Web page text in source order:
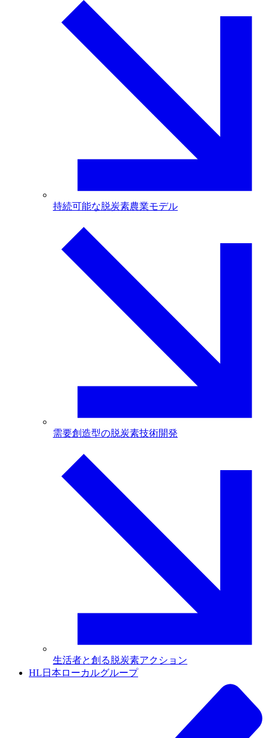
持続可能な脱炭素農業モデル
需要創造型の脱炭素技術開発
生活者と創る脱炭素アクション
HL日本ローカルグループ